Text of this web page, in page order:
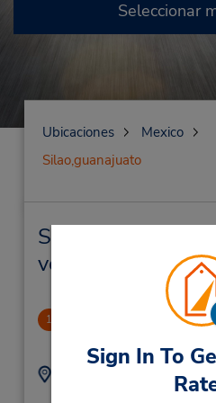
Sign In To
Seleccionar
Ubicaciones
Mexico
Silao,guanajuato
Silao,guanajuato
vehículos y
1 Leon Bajio Intl Airport
Dirección: